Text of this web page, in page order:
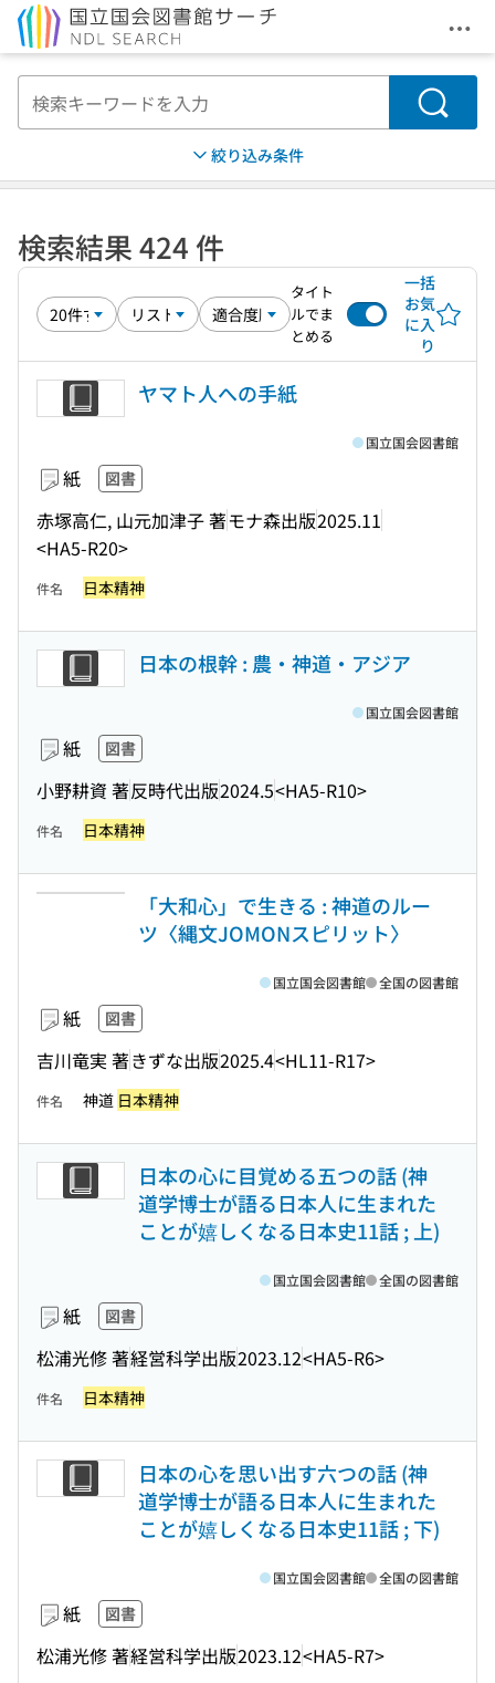
メ
検索
絞り込み条件
検索結果 424 件
タイト
ルでま
とめる
一括
お気
に入
り
ヤマト人への手紙
紙 図書
赤塚高仁, 山元加津子 著モナ森出版2025.11
<HA5-R20>
国立国会図書館
件名 日本精神
日本の根幹 : 農・神道・アジア
紙 図書
小野耕資 著反時代出版2024.5<HA5-R10>
国立国会図書館
件名 日本精神
「大和心」で生きる : 神道のルー
ツ〈縄文JOMONスピリット〉
紙 図書
吉川竜実 著きずな出版2025.4<HL11-R17>
国立国会図書館 全国の図書館
件名 神道 日本精神
日本の心に目覚める五つの話 (神
道学博士が語る日本人に生まれた
ことが嬉しくなる日本史11話 ; 上)
紙 図書
松浦光修 著経営科学出版2023.12<HA5-R6>
国立国会図書館 全国の図書館
件名 日本精神
日本の心を思い出す六つの話 (神
道学博士が語る日本人に生まれた
ことが嬉しくなる日本史11話 ; 下)
紙 図書
松浦光修 著経営科学出版2023.12<HA5-R7>
国立国会図書館 全国の図書館